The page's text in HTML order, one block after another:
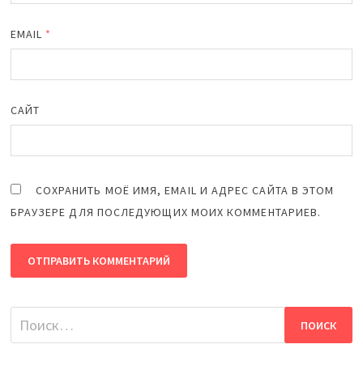
EMAIL *
САЙТ
СОХРАНИТЬ МОЁ ИМЯ, EMAIL И АДРЕС САЙТА В ЭТОМ
БРАУЗЕРЕ ДЛЯ ПОСЛЕДУЮЩИХ МОИХ КОММЕНТАРИЕВ.
Найти: